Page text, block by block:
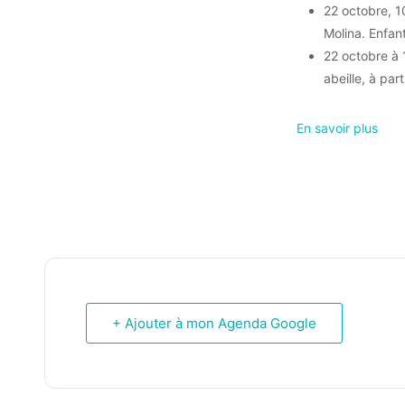
22 octobre,
Molina.
22 octobre à
abeille, à
En savoir plus
+ Ajouter à mon Agenda Google